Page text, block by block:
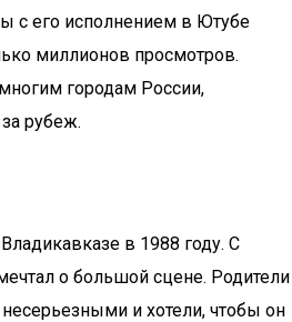
с его исполнением в Ютубе
миллионов просмотров.
городам России,
рубеж.
в 1988 году. С
о большой сцене. Родители
и хотели, чтобы он